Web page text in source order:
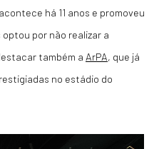
há 11 anos e promoveu
por não realizar a
também a ArPA, que já
no estádio do